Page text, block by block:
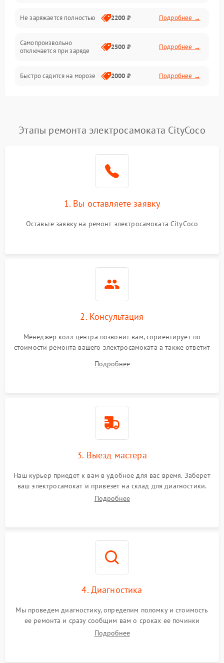
Не заряжается полностью 2200 ₽ Подробнее →
Самопроизвольно
отключается при заряде
2500 ₽ Подробнее →
Быстро садится на морозе 2000 ₽ Подробнее →
Этапы ремонта электросамоката CityCoco
1. Вы оставляете заявку
Оставьте заявку на ремонт электросамоката CityCoco
2. Консультация
Менеджер колл центра позвонит вам, сориентирует по
стоимости ремонта вашего электросамоката а также ответит
Подробнее
3. Выезд мастера
Наш курьер приедет к вам в удобное для вас время. Заберет
ваш электросамокат и привезет на склад для диагностики.
Подробнее
4. Диагностика
Мы проведем диагностику, определим поломку и стоимость
ее ремонта и сразу сообщим вам о сроках ее починки
Подробнее